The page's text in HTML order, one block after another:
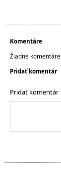
Komentáre
Žiadne komentáre
Pridať komentár
Pridať komentár